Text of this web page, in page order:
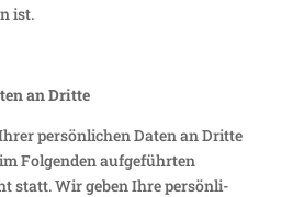
ist.
an Dritte
persön­li­chen Daten an Dritte
Folgenden aufge­führten
statt. Wir geben Ihre persön­li­